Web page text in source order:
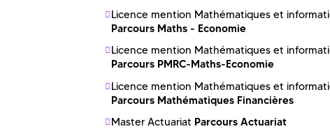
Licence mention Mathématiques et
Parcours Maths - Economie
Licence mention Mathématiques et
Parcours PMRC-Maths-Economie
Licence mention Mathématiques et
Parcours Mathématiques Financières
Master Actuariat Parcours Actuariat